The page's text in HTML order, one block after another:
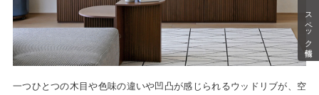
スペック情報
一つひとつの木目や色味の違いや凹凸が感じられるウッドリブが、空